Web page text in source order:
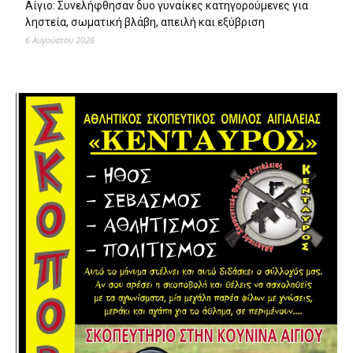
Αίγιο: Συνελήφθησαν δυο γυναίκες κατηγορούμενες για
ληστεία, σωματική βλάβη, απειλή και εξύβριση
6 Αυγούστου 2026